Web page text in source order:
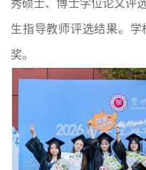
秀硕士、博士学位论文评
生指导教师评选结果。
奖。